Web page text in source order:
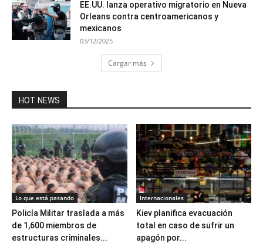
EE.UU. lanza operativo migratorio en Nueva
Orleans contra centroamericanos y
mexicanos
03/12/2025
Cargar más
HOT NEWS
Lo que está pasando
Policía Militar traslada a más
de 1,600 miembros de
estructuras criminales...
Internacionales
Kiev planifica evacuación
total en caso de sufrir un
apagón por...